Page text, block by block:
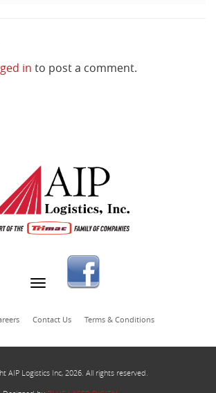
in to post a comment.
Contact Us Terms & Conditions
AIP Logistics Inc, 2026. All rights reserved.